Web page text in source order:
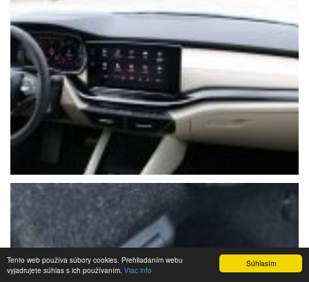
Súhlasím
Tento web používa súbory cookies. Prehliadaním webu
vyjadrujete súhlas s ich používaním. Viac info